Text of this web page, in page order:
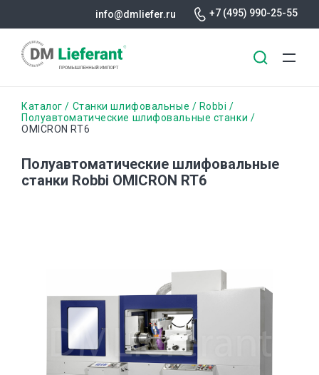
основному
info@dmliefer.ru +7 (495) 990-25-55
Строка
навигации
Каталог Станки шлифовальные
Robbi
Полуавтоматические шлифовальные станки
OMICRON RT6
Полуавтоматические шлифовальные
станки Robbi OMICRON RT6